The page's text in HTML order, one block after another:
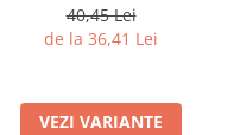
40,45 Lei
de la 36,41 Lei
VEZI VARIANTE